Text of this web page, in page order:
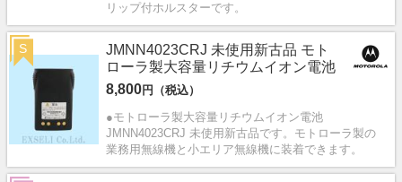
リップ付ホルスターです。
JMNN4023CRJ 未使用新古品 モト
ローラ製大容量リチウムイオン電池
8,800円（税込）
●モトローラ製大容量リチウムイオン電池
JMNN4023CRJ 未使用新古品です。モトローラ製の
業務用無線機と小エリア無線機に装着できます。
S